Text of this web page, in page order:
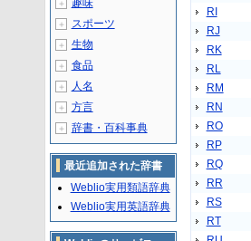
RI
RJ
RK
RL
RM
RN
RO
RP
RQ
RR
RS
RT
＋ 趣味
＋ スポーツ
＋ 生物
＋ 食品
＋ 人名
＋ 方言
＋ 辞書・百科事典
最近追加された辞書
Weblio実用類語辞典
Weblio実用英語辞典